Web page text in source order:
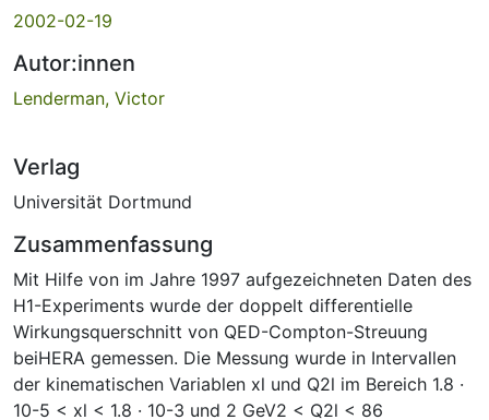
2002-02-19
Autor:innen
Lenderman, Victor
Verlag
Universität Dortmund
Zusammenfassung
Mit Hilfe von im Jahre 1997 aufgezeichneten Daten des
H1-Experiments wurde der doppelt differentielle
Wirkungsquerschnitt von QED-Compton-Streuung
beiHERA gemessen. Die Messung wurde in Intervallen
der kinematischen Variablen xl und Q2l im Bereich 1.8 ·
10-5 < xl < 1.8 · 10-3 und 2 GeV2 < Q2l < 86